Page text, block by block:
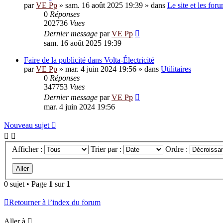
parVE Pp » sam. 16 août 2025 19:39 » dans Le site et les
0 Réponses
202736 Vues
Dernier message parVE Pp
sam. 16 août 2025 19:39
Faire de la publicité dans Volta-Électricité
parVE Pp » mar. 4 juin 2024 19:56 » dans Utilitaires
0 Réponses
347753 Vues
Dernier message parVE Pp
mar. 4 juin 2024 19:56
Nouveau sujet
Afficher : Trier par : Ordre :
0 sujet • Page 1 sur 1
Retourner à l’index du forum